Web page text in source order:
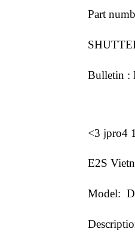
Part
Bulletin :
<3 jpro4
E2S
Model: